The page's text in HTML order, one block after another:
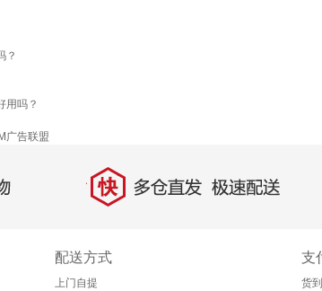
？
用吗？
广告联盟
快 多仓直发，极速配送
配送方式
上门自提
支
货